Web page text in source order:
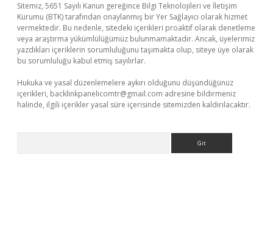
Sitemiz, 5651 Sayılı Kanun gereğince Bilgi Teknolojileri ve İletişim
Kurumu (BTK) tarafından onaylanmış bir Yer Sağlayıcı olarak hizmet
vermektedir. Bu nedenle, sitedeki içerikleri proaktif olarak denetleme
veya araştırma yükümlülüğümüz bulunmamaktadır. Ancak, üyelerimiz
yazdıkları içeriklerin sorumluluğunu taşımakta olup, siteye üye olarak
bu sorumluluğu kabul etmiş sayılırlar.
Hukuka ve yasal düzenlemelere aykırı olduğunu düşündüğünüz
içerikleri, backlinkpanelicomtr@gmail.com adresine bildirmeniz
halinde, ilgili içerikler yasal süre içerisinde sitemizden kaldırılacaktır.